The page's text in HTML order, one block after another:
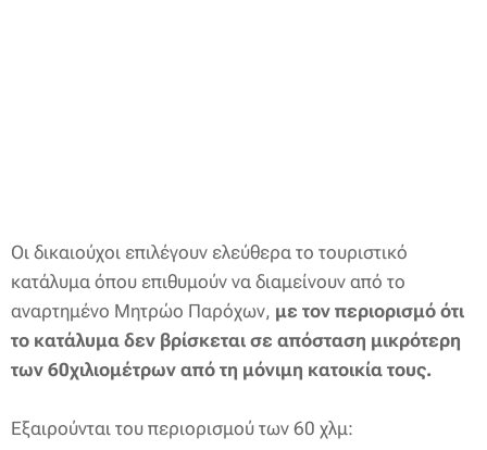
Οι δικαιούχοι επιλέγουν ελεύθερα το τουριστικό
κατάλυμα όπου επιθυμούν να διαμείνουν από το
αναρτημένο Μητρώο Παρόχων, με τον περιορισμό ότι
το κατάλυμα δεν βρίσκεται σε απόσταση μικρότερη
των 60χιλιομέτρων από τη μόνιμη κατοικία τους.
Εξαιρούνται του περιορισμού των 60 χλμ: